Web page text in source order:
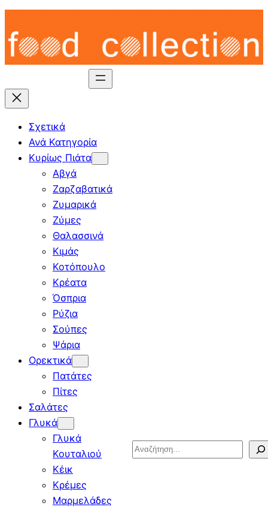
Skip
content
Σχετικά
Ανά Κατηγορία
Κυρίως Πιάτα
Αβγά
Ζαρζαβατικά
Ζυμαρικά
Ζύμες
Θαλασσινά
Κιμάς
Κοτόπουλο
Κρέατα
Όσπρια
Ρύζια
Σούπες
Ψάρια
Ορεκτικά
Πατάτες
Πίτες
Σαλάτες
Γλυκά
Γλυκά
Κουταλιού
Κέικ
Κρέμες
Μαρμελάδες
Search